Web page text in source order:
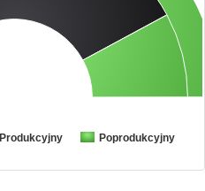
Produkcyjny Poprodukcyjny